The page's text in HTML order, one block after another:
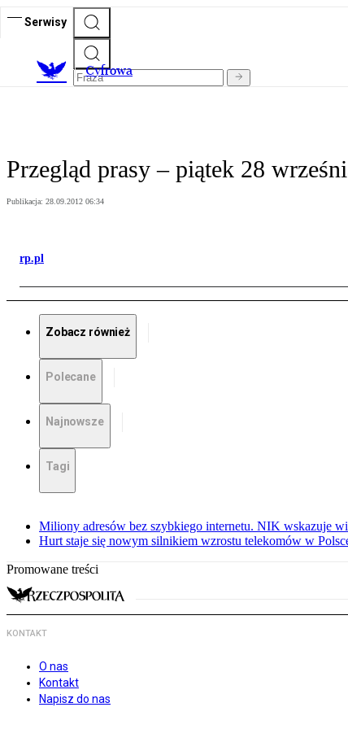
Serwisy
Cyfrowa
Przegląd prasy – piątek 28
Publikacja: 28.09.2012 06:34
rp.pl
Zobacz również
Polecane
Najnowsze
Tagi
Miliony adresów bez szybkiego internetu. NIK wskazuje
Hurt staje się nowym silnikiem wzrostu telekomów w
Promowane treści
KONTAKT
O nas
Kontakt
Napisz do nas